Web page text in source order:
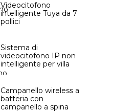
Videocitofono
intelligente Tuya da 7
pollici
Sistema di
videocitofono IP non
intelligente per villa
Campanello wireless a
batteria con
campanello a spina